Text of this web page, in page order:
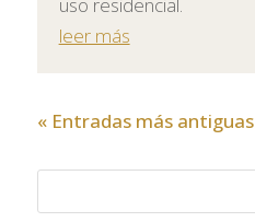
leer más
« Entradas más antiguas